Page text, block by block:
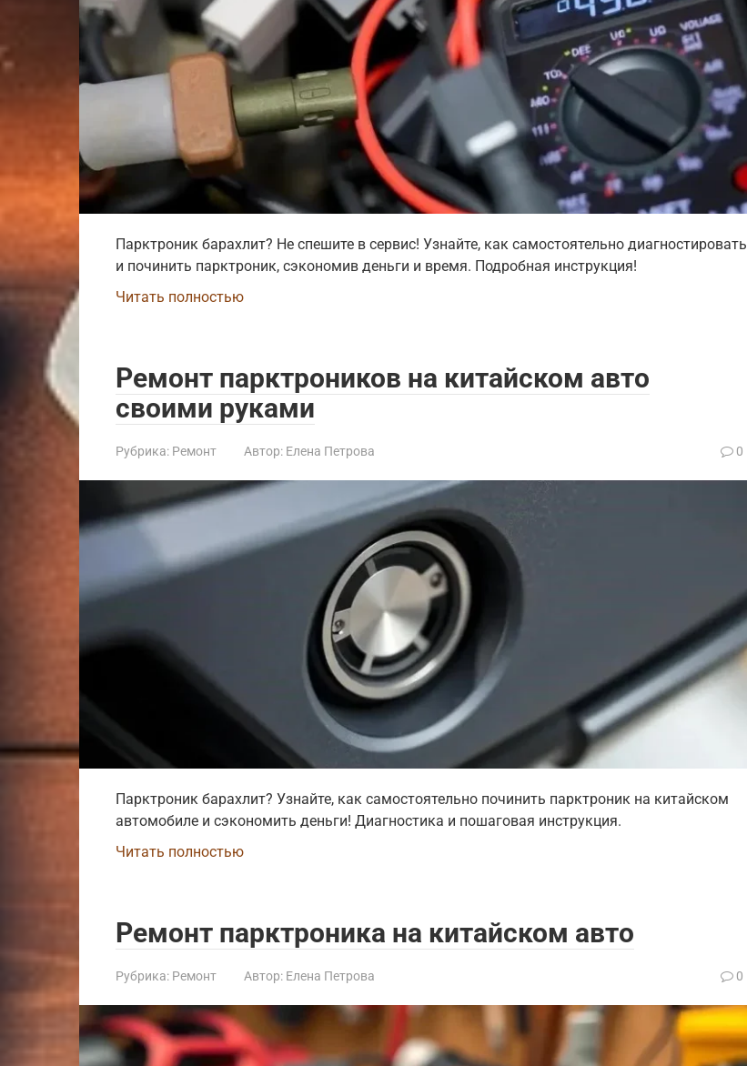
Парктроник барахлит? Не спешите в сервис! Узнайте, как самостоятельно диагностировать
и починить парктроник, сэкономив деньги и время. Подробная инструкция!
Читать полностью
Ремонт парктроников на китайском авто
своими руками
Рубрика: Ремонт Автор: Елена Петрова 0
Парктроник барахлит? Узнайте, как самостоятельно починить парктроник на китайском
автомобиле и сэкономить деньги! Диагностика и пошаговая инструкция.
Читать полностью
Ремонт парктроника на китайском авто
Рубрика: Ремонт Автор: Елена Петрова 0